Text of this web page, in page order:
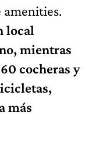
local
mientras
cocheras y
más